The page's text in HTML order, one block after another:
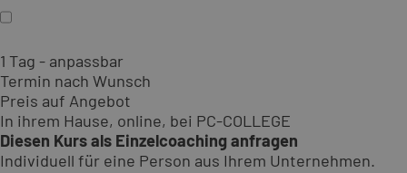
1 Tag - anpassbar
Termin nach Wunsch
Preis auf Angebot
In ihrem Hause, online, bei PC-COLLEGE
Diesen Kurs als Einzelcoaching anfragen
Individuell für eine Person aus Ihrem Unternehmen.